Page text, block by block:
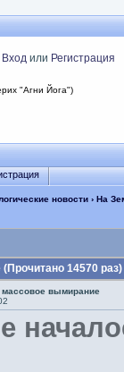
Входили Регистрация
"Агни Йога")
новости› На
14570 раз)
вымирание